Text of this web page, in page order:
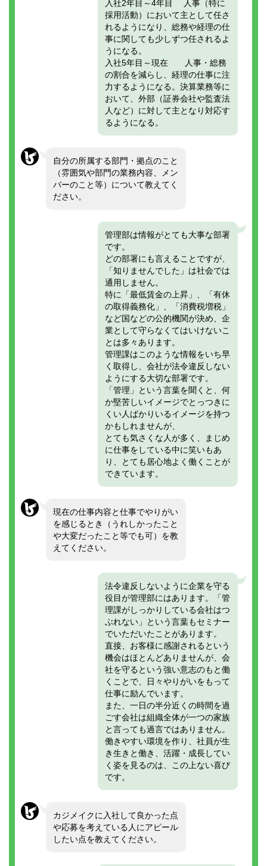
入社2年目～4年目 人事（特に
採用活動）において主として任さ
れるようになり、総務や経理の仕
事に関しても少しずつ任されるよ
うになる。
入社5年目～現在 人事・総務
の割合を減らし、経理の仕事に注
力するようになる。決算業務等に
おいて、外部（証券会社や監査法
人など）に対して主となり対応す
るようになる。
自分の所属する部門・拠点のこと
（雰囲気や部門の業務内容、メン
バーのこと等）について教えてく
ださい。
管理部は情報がとても大事な部署
です。
どの部署にも言えることですが、
「知りませんでした」は社会では
通用しません。
特に「最低賃金の上昇」、「有休
の取得義務化」、「消費税増税」
など国などの公的機関が決め、企
業として守らなくてはいけないこ
とは多々あります。
管理課はこのような情報をいち早
く取得し、会社が法令違反しない
ようにする大切な部署です。
「管理」という言葉を聞くと、何
か堅苦しいイメージでとっつきに
くい人ばかりいるイメージを持つ
かもしれませんが、
とても気さくな人が多く、まじめ
に仕事をしている中に笑いもあ
り、とても居心地よく働くことが
できています。
現在の仕事内容と仕事でやりがい
を感じるとき（うれしかったこと
や大変だったこと等でも可）を教
えてください。
法令違反しないように企業を守る
役目が管理部にはあります。「管
理課がしっかりしている会社はつ
ぶれない」という言葉もセミナー
でいただいたことがあります。
直接、お客様に感謝されるという
機会はほとんどありませんが、会
社を守るという強い意志のもと働
くことで、日々やりがいをもって
仕事に励んでいます。
また、一日の半分近くの時間を過
ごす会社は組織全体が一つの家族
と言っても過言ではありません。
働きやすい環境を作り、社員が生
き生きと働き、活躍・成長してい
く姿を見るのは、この上ない喜び
です。
カジメイクに入社して良かった点
や応募を考えている人にアピール
したい点を教えてください。